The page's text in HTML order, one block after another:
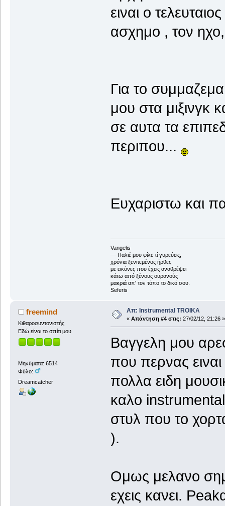
ειναι ο
ασχημο , τον ηχο,
Για το
μου στα μιξινγκ
σε αυτα τα
περιπου...
Ευχαριστω και
Vangelis
― Παλιέ μου φίλε τί γυρεύεις;
χρόνια ξενιτεμένος ήρθες
με εικόνες που έχεις αναθρέψει
κάτω από ξένους ουρανούς
μακριά απ' τον τόπο το δικό σου.
Seferis
freemind
Κιθαροσυντονιστής
Εδώ είναι το σπίτι μου
Μηνύματα: 6514
Φύλο:
Dreamcatcher
Απ: Instrumental TROIKA
« Απάντηση #4 στις: 27/02/12, 21:26 »
Βαγγελη μου
που περνας
πολλα ειδη
καλο instrumental
στυλ που το
).
Ομως μελανο
εχεις κανει.